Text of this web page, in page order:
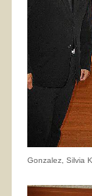
Gonzalez, Silvia